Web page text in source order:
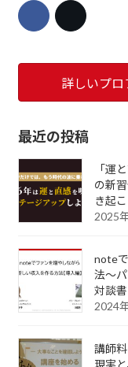
詳しいプロ
最近の投稿
「運
の新
き起
2025
note
法～
対談
2024
講師
現実